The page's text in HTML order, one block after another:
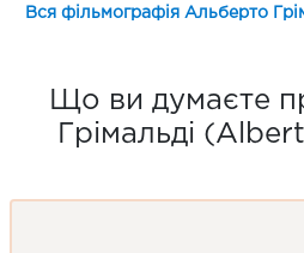
Вся фільмографія Альберто
Що ви думаєте
Грімальді